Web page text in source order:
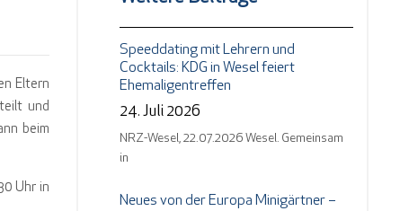
Eltern
und
beim
Uhr in
Speeddating mit Lehrern und
Cocktails: KDG in Wesel feiert
Ehemaligentreffen
24. Juli 2026
NRZ-Wesel, 22.07.2026 Wesel. Gemeinsam
in
Neues von der Europa Minigärtner –